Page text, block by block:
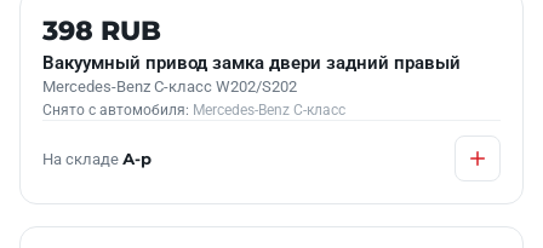
Б/У В НАЛИЧИИ
398 RUB
Вакуумный привод замка двери задний правый
Mercedes-Benz C-класс W202/S202
Снято с автомобиля: Mercedes-Benz C-класс
На складе А-р